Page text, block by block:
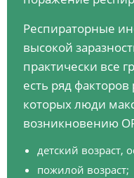
Респираторные
высокой
практически все
есть ряд
которых люди
возникновению
детский возраст,
пожилой возраст;